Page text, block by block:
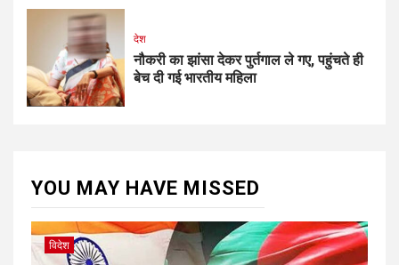
देश
नौकरी का झांसा देकर पुर्तगाल ले गए, पहुंचते ही
बेच दी गई भारतीय महिला
YOU MAY HAVE MISSED
विदेश